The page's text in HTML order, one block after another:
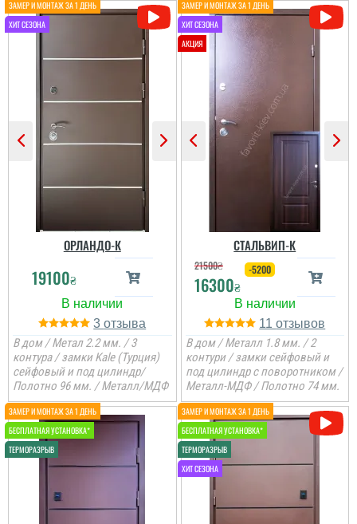
ОРЛАНДО-К
19100₴
3
В дом / Метал 2.2 мм. / 3
контура / замки Kale (Турция)
сейфовый и под цилиндр/
Полотно 96 мм. / Металл/МДФ
СТАЛЬВИП-К
21500₴
16300₴
-5200
11
В дом / Металл 1.8 мм. / 2
контури / замки сейфовый и
под цилиндр с поворотником /
Металл-МДФ / Полотно 74 мм.